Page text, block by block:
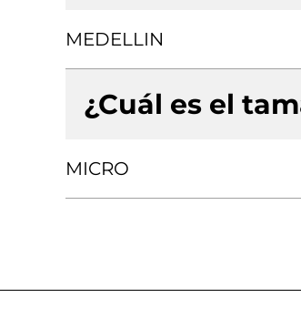
MEDELLIN
¿Cuál es el
MICRO